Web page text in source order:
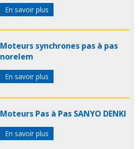
En savoir plus
Moteurs synchrones pas à pas
norelem
En savoir plus
Moteurs Pas à Pas SANYO DENKI
En savoir plus